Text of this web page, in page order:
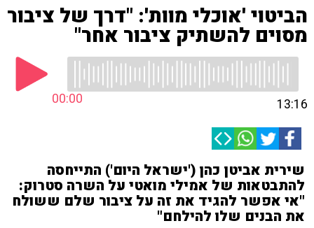
הביטוי 'אוכלי מוות': "דרך של ציבור
מסוים להשתיק ציבור אחר"
00:00 13:16
שירית אביטן כהן ('ישראל היום') התייחסה
להתבטאות של אמילי מואטי על השרה סטרוק:
"אי אפשר להגיד את זה על ציבור שלם ששולח
את הבנים שלו להילחם"